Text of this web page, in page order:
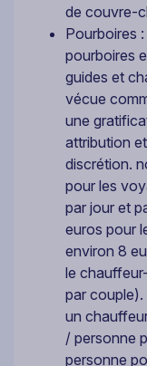
de couvre-
Pourboires
pourboires
guides et
vécue
une
attribution
discrétion.
pour les
par jour et
euros pour
environ 8
le
par
un
/ personne
personne